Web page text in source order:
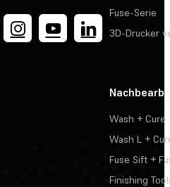
Fuse-Serie
3D-Drucker
Wash + Cure
Wash L +
Fuse Sift +
Finishing